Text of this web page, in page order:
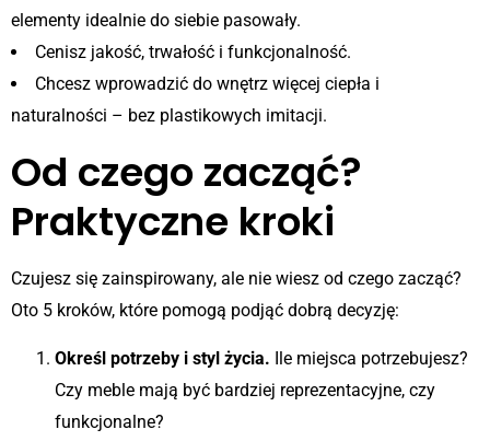
elementy idealnie do siebie pasowały.
Cenisz jakość, trwałość i funkcjonalność.
Chcesz wprowadzić do wnętrz więcej ciepła i
naturalności – bez plastikowych imitacji.
Od czego zacząć?
Praktyczne kroki
Czujesz się zainspirowany, ale nie wiesz od czego zacząć?
Oto 5 kroków, które pomogą podjąć dobrą decyzję:
Określ potrzeby i styl życia. Ile miejsca potrzebujesz?
Czy meble mają być bardziej reprezentacyjne, czy
funkcjonalne?